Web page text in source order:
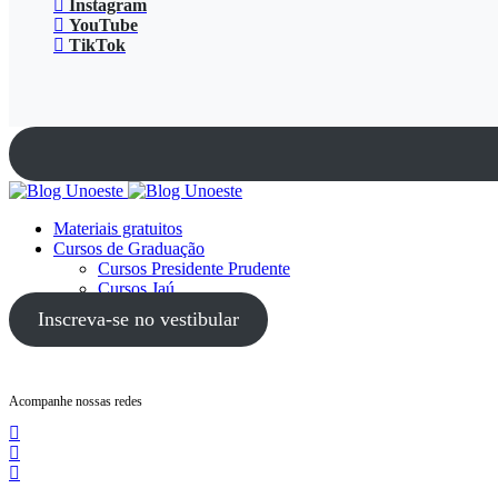
Instagram
YouTube
TikTok
Materiais gratuitos
Cursos de Graduação
Cursos Presidente Prudente
Cursos Jaú
Cursos Guarujá
Inscreva-se no vestibular
Acompanhe nossas redes